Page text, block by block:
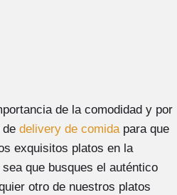
de la comodidad y por
delivery de comidapara que
exquisitos platos en la
que busques el auténtico
otro de nuestros platos